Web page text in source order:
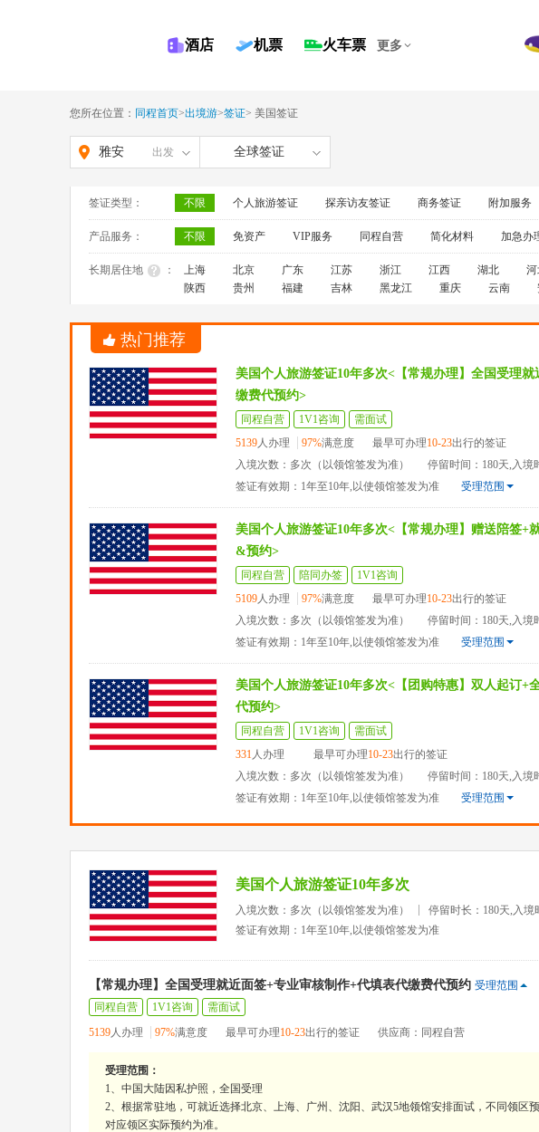
酒店 机票 火车票 更多
您所在位置： 同程首页>出境游>签证> 美国签证
雅安 出发 全球签证
签证类型： 不限 个人旅游签证 探亲访友签证 商务签证 附加服务
产品服务： 不限 免资产 VIP服务 同程自营 简化材料 加急办
长期居住地 ： 上海 北京 广东 江苏 浙江 江西 湖北
陕西
贵州 福建 吉林 黑龙江 重庆 云南
热门推荐
美国个人旅游签证10年多次<【常规办理】全国受理
缴费代预约>
同程自营 1V1咨询
需面试
5139人办理 97%满意度 最早可办理10-23出行的签证
入境次数：多次（以领馆签发为准）
停留时间：180天,入境
签证有效期：1年至10年,以使领馆签发为准
受理范围
美国个人旅游签证10年多次<【常规办理】赠送陪签+
&预约>
同程自营 陪同办签
1V1咨询
5109人办理 97%满意度 最早可办理10-23出行的签证
入境次数：多次（以领馆签发为准）
停留时间：180天,入境
签证有效期：1年至10年,以使领馆签发为准
受理范围
美国个人旅游签证10年多次<【团购特惠】双人起订+
代预约>
同程自营 1V1咨询
需面试
331人办理 最早可办理10-23出行的签证
入境次数：多次（以领馆签发为准）
停留时间：180天,入境
签证有效期：1年至10年,以使领馆签发为准
受理范围
美国个人旅游签证10年多次
入境次数：多次（以领馆签发为准）
停留时长：180天,入境
签证有效期：1年至10年,以使领馆签发为准
【常规办理】全国受理就近面签+专业审核制作+代填表代缴费代预约 受理范围
同程自营
1V1咨询
需面试
5139人办理 97%满意度 最早可办理10-23出行的签证 供应商：同程自营
受理范围：
1、中国大陆因私护照，全国受理
2、根据常驻地，可就近选择北京、上海、广州、沈阳、武汉5地领馆安排面试，不同领区
对应领区实际预约为准。